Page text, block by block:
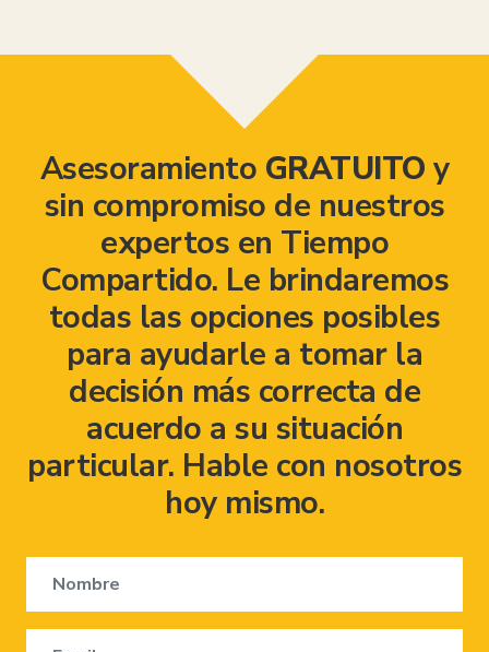
Asesoramiento GRATUITO y
sin compromiso de nuestros
expertos en Tiempo
Compartido. Le brindaremos
todas las opciones posibles
para ayudarle a tomar la
decisión más correcta de
acuerdo a su situación
particular. Hable con nosotros
hoy mismo.